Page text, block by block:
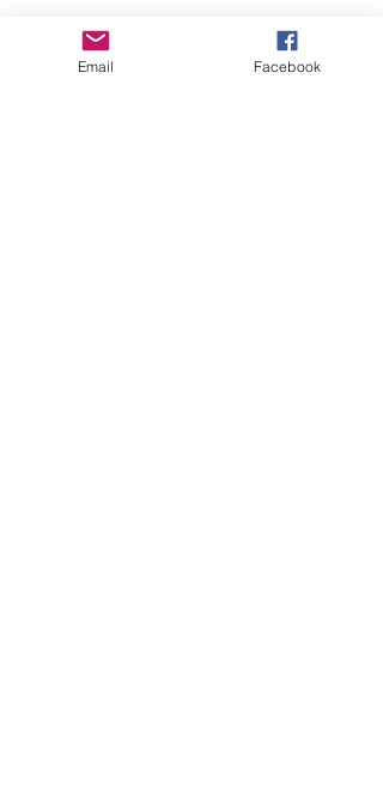
Nós também precisamos
constantemente de materiais para
Email Facebook